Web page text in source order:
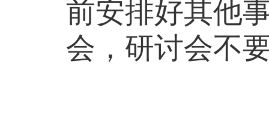
前安排好其他
会 ， 研讨会不